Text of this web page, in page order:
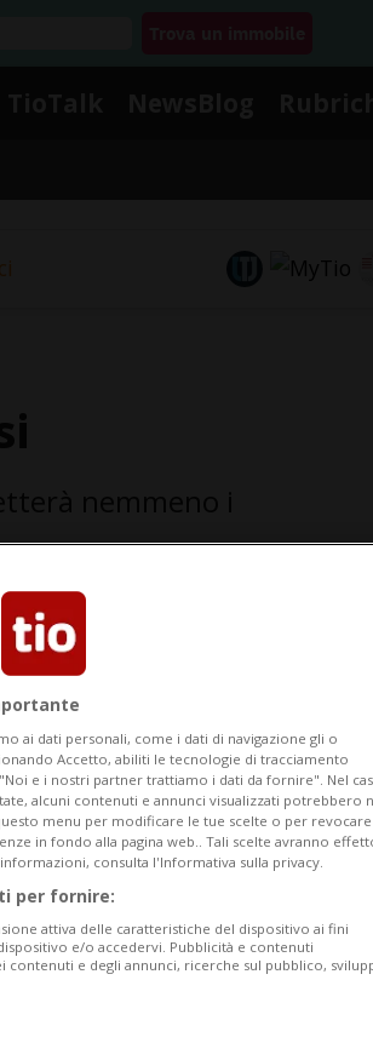
ai dati personali, come i dati di navigazione gli o
Accetto, abiliti le tecnologie di tracciamento
e i nostri partner trattiamo i dati da fornire". Nel
alcuni contenuti e annunci visualizzati potrebbero
menu per modificare le tue scelte o per
in fondo alla pagina web.. Tali scelte avranno
consulta l'Informativa sulla privacy.
per fornire:
attiva delle caratteristiche del dispositivo ai fini
e/o accedervi. Pubblicità e contenuti
e degli annunci, ricerche sul pubblico,